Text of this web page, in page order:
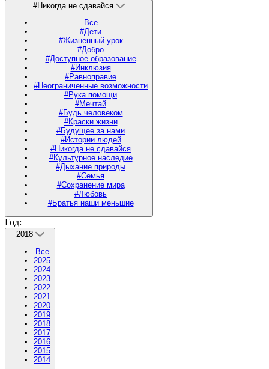
#Никогда не сдавайся
Все
#Дети
#Жизненный урок
#Добро
#Доступное образование
#Инклюзия
#Равноправие
#Неограниченные возможности
#Рука помощи
#Мечтай
#Будь человеком
#Краски жизни
#Будущее за нами
#Истории людей
#Никогда не сдавайся
#Культурное наследие
#Дыхание природы
#Семья
#Сохранение мира
#Любовь
#Братья наши меньшие
Год:
2018
Все
2025
2024
2023
2022
2021
2020
2019
2018
2017
2016
2015
2014